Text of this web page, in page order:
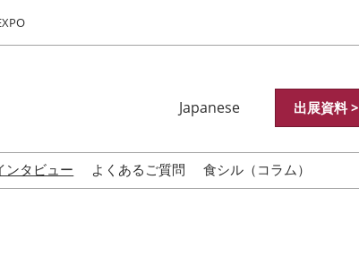
Japanese
English
简体中文
出展資料 >
ンタビュー よくあるご質問 食シル（コラム）